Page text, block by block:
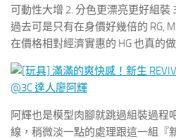
可動性大增 2. 分色更漂亮更好組裝
過去可是只有在身價好幾倍的 RG,
在價格相對經濟實惠的 HG 也真的做
阿輝也是模型肉腳就跳過組裝過程
線，稍微淡一點的處理跟這一組『